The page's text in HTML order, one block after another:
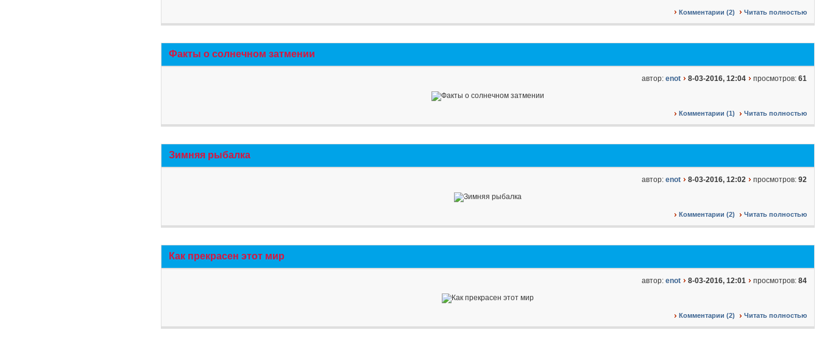
Комментарии (2) Читать полностью
Факты о солнечном затмении
автор: enot 8-03-2016, 12:04 просмотров: 61
Комментарии (1) Читать полностью
Зимняя рыбалка
автор: enot 8-03-2016, 12:02 просмотров: 92
Комментарии (2) Читать полностью
Как прекрасен этот мир
автор: enot 8-03-2016, 12:01 просмотров: 84
Комментарии (2) Читать полностью